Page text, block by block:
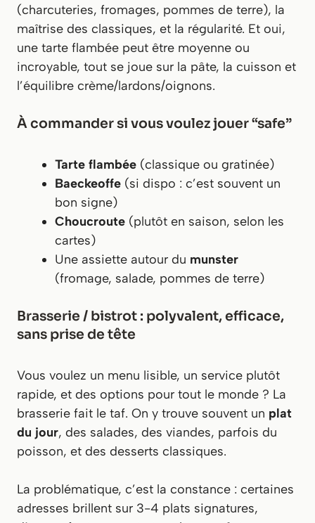
(charcuteries, fromages, pommes de terre), la
maîtrise des classiques, et la régularité. Et oui,
une tarte flambée peut être moyenne ou
incroyable, tout se joue sur la pâte, la cuisson et
l’équilibre crème/lardons/oignons.
À commander si vous voulez jouer “safe”
Tarte flambée (classique ou gratinée)
Baeckeoffe (si dispo : c’est souvent un
bon signe)
Choucroute (plutôt en saison, selon les
cartes)
Une assiette autour du munster
(fromage, salade, pommes de terre)
Brasserie / bistrot : polyvalent, efficace,
sans prise de tête
Vous voulez un menu lisible, un service plutôt
rapide, et des options pour tout le monde ? La
brasserie fait le taf. On y trouve souvent un plat
du jour, des salades, des viandes, parfois du
poisson, et des desserts classiques.
La problématique, c’est la constance : certaines
adresses brillent sur 3-4 plats signatures,